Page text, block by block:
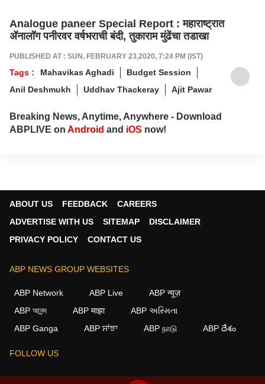
Analogue paneer Special Report : महाराष्ट्रात
ॲनालॉग पनीरवर वर्षभराची बंदी, तुकाराम मुंढेंचा तडाखा
PUBLISHED AT : SUN, FEBRUARY 23,2020, 7:24 PM (IST)
Tags : Mahavikas Aghadi
Budget Session
Anil Deshmukh
Uddhav Thackeray Ajit Pawar
Breaking News, Anytime, Anywhere - Download
ABPLIVE on Android and iOS now!
ABOUT US FEEDBACK
CAREERS
ADVERTISE WITH US
SITEMAP
DISCLAIMER
PRIVACY POLICY
CONTACT US
ABP NEWS GROUP WEBSITES
ABP Network ABP Live
ABP न्यूज़
ABP আনন্দ
ABP माझा
ABP અસ્મિતા
ABP Ganga
ABP ਸਾਂਝਾ ABP நாடு ABP దేశం
FOLLOW US
We use cookies to improve your experience, analyze
agree to our use of cookies.